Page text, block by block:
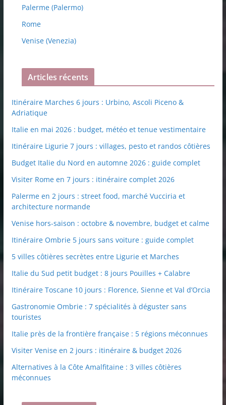
Palerme (Palermo)
Rome
Venise (Venezia)
Articles récents
Itinéraire Marches 6 jours : Urbino, Ascoli Piceno &
Adriatique
Italie en mai 2026 : budget, météo et tenue vestimentaire
Itinéraire Ligurie 7 jours : villages, pesto et randos côtières
Budget Italie du Nord en automne 2026 : guide complet
Visiter Rome en 7 jours : itinéraire complet 2026
Palerme en 2 jours : street food, marché Vucciria et
architecture normande
Venise hors-saison : octobre & novembre, budget et calme
Itinéraire Ombrie 5 jours sans voiture : guide complet
5 villes côtières secrètes entre Ligurie et Marches
Italie du Sud petit budget : 8 jours Pouilles + Calabre
Itinéraire Toscane 10 jours : Florence, Sienne et Val d’Orcia
Gastronomie Ombrie : 7 spécialités à déguster sans
touristes
Italie près de la frontière française : 5 régions méconnues
Visiter Venise en 2 jours : itinéraire & budget 2026
Alternatives à la Côte Amalfitaine : 3 villes côtières
méconnues